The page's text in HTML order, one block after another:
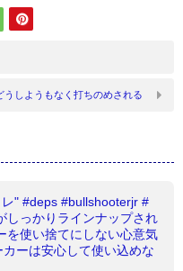
うしようもなく打ちのめされる
" #deps #bullshooterjr #
しっかりラインナップされ
を使い捨てにしない心意気
ーは安心して使い込めな